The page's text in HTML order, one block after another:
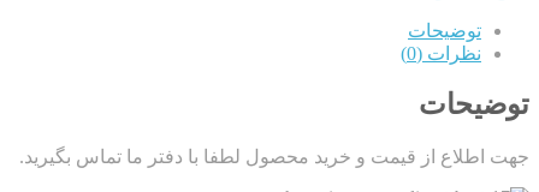
توضیحات
نظرات (0)
توضیحات
جهت اطلاع از قیمت و خرید محصول لطفا با دفتر ما تماس بگیرید.